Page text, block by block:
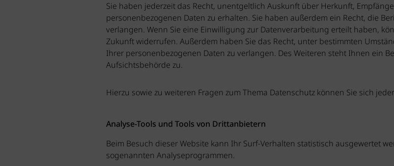
Sie haben jederzeit das Recht, unentgeltlich Auskunft über Herkunft,
personenbezogenen Daten zu erhalten. Sie haben außerdem ein Recht, die
verlangen. Wenn Sie eine Einwilligung zur Datenverarbeitung erteilt haben,
Zukunft widerrufen. Außerdem haben Sie das Recht, unter bestimmten
Ihrer personenbezogenen Daten zu verlangen. Des Weiteren steht Ihnen ein
Aufsichtsbehörde zu.
Hierzu sowie zu weiteren Fragen zum Thema Datenschutz können Sie sich
Analyse-Tools und Tools von Drittanbietern
Beim Besuch dieser Website kann Ihr Surf-Verhalten statistisch ausgewertet
sogenannten Analyseprogrammen.